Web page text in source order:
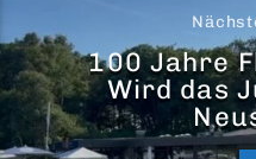
100 Jahre
Wird das